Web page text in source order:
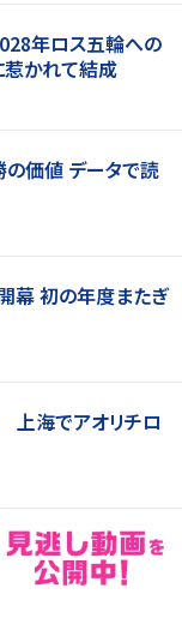
年ロス五輪への
惹かれて結成
の価値 データで読
幕 初の年度またぎ
上海でアオリチロ